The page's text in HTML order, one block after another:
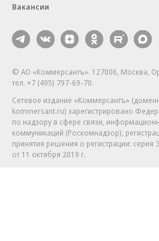
Вакансии
© АО «Коммерсантъ». 127006, Москва,
тел. +7 (495) 797-69-70.
Сетевое издание «Коммерсантъ»
kommersant.ru) зарегистрировано
по надзору в сфере связи,
коммуникаций (Роскомнадзор),
принятия решения о регистрации: серия
от 11 октября 2019 г.